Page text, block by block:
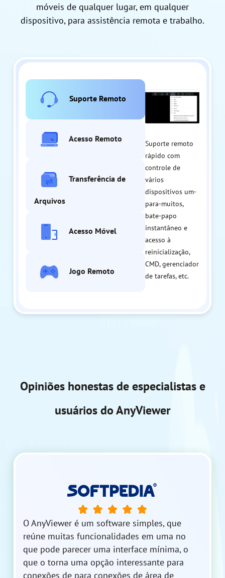
móveis de qualquer lugar, em qualquer
dispositivo, para assistência remota e trabalho.
Suporte Remoto
Acesso Remoto
Transferência de
Arquivos
Acesso Móvel
Jogo Remoto
Suporte remoto
rápido com
controle de
vários
dispositivos um-
para-muitos,
bate-papo
instantâneo e
acesso à
reinicialização,
CMD, gerenciador
de tarefas, etc.
Opiniões honestas de especialistas e
usuários do AnyViewer
O AnyViewer é um software simples, que
reúne muitas funcionalidades em uma no
que pode parecer uma interface mínima, o
que o torna uma opção interessante para
conexões de para conexões de área de